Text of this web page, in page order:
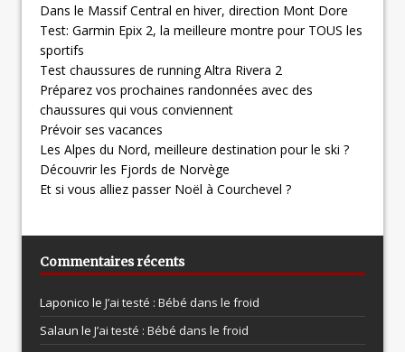
Dans le Massif Central en hiver, direction Mont Dore
Test: Garmin Epix 2, la meilleure montre pour TOUS les
sportifs
Test chaussures de running Altra Rivera 2
Préparez vos prochaines randonnées avec des
chaussures qui vous conviennent
Prévoir ses vacances
Les Alpes du Nord, meilleure destination pour le ski ?
Découvrir les Fjords de Norvège
Et si vous alliez passer Noël à Courchevel ?
Commentaires récents
Laponico le J’ai testé : Bébé dans le froid
Salaun le J’ai testé : Bébé dans le froid